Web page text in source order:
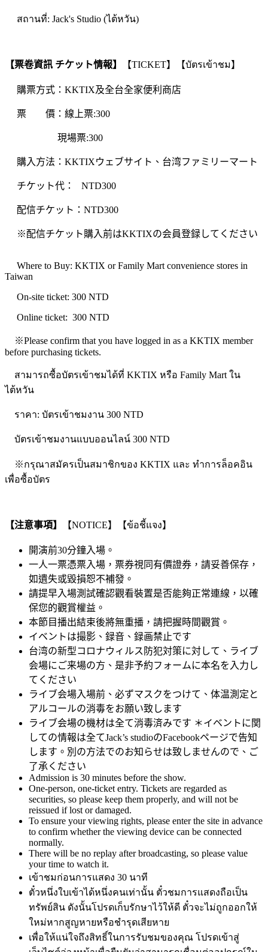
สถานที่: Jack's Studio (ไต้หวัน)
【票卷資訊 チケット情報】 【TICKET】【บัตรเข้าชม】
購票方式：KKTIX及全台全家便利商店
票 價：線上票:300
現場票:300
購入方法：KKTIXウェブサイト、台湾ファミリーマート
チケット代： NTD300
配信チケット：NTD300
※配信チケット購入前はKKTIXの会員登録してください
Where to Buy: KKTIX or Family Mart convenience stores in
Taiwan
On-site ticket: 300 NTD
Online ticket: 300 NTD
※Please confirm that you have logged in as a KKTIX member
before purchasing tickets.
สามารถซื้อบัตรเข้าชมได้ที่ KKTIX หรือ Family Mart ใน
ไต้หวัน
ราคา: บัตรเข้าชมงาน 300 NTD
บัตรเข้าชมงานแบบออนไลน์ 300 NTD
※กรุณาสมัครเป็นสมาชิกของ KKTIX และ ทำการล็อคอิน
เพื่อซื้อบัตร
【注意事項】 【NOTICE】【ข้อชี้แจง】
開演前30分鐘入場。
一人一票憑票入場，票券視同有價證券，請妥善保存，
如遺失或毀損恕不補發。
請提早入場測試確認觀看裝置是否能夠正常連線，以確
保您的觀賞權益。
本節目播出結束後將無重播，請把握時間觀賞。
イベントは撮影、録音、録画禁止です
台湾の新型コロナウィルス防犯対策に対して、ライブ
会場にご来場の方、是非予約フォームに本名を入力し
てください
ライブ会場入場前、必ずマスクをつけて、体温測定と
アルコールの消毒をお願い致します
ライブ会場の機材は全て消毒済みです ＊イベントに関
しての情報は全てJack’s studioのFacebookページで告知
します。別の方法でのお知らせは致しませんので、ご
了承ください
Admission is 30 minutes before the show.
One-person, one-ticket entry. Tickets are regarded as
securities, so please keep them properly, and will not be
reissued if lost or damaged.
To ensure your viewing rights, please enter the site in advance
to confirm whether the viewing device can be connected
normally.
There will be no replay after broadcasting, so please value
your time to watch it.
เข้าชมก่อนการแสดง 30 นาที
ตั๋วหนึ่งใบเข้าได้หนึ่งคนเท่านั้น ตั๋วชมการแสดงถือเป็น
ทรัพย์สิน ดังนั้นโปรดเก็บรักษาไว้ให้ดี ตั๋วจะไม่ถูกออกให้
ใหม่หากสูญหายหรือชำรุดเสียหาย
เพื่อให้แน่ใจถึงสิทธิ์ในการรับชมของคุณ โปรดเข้าสู่